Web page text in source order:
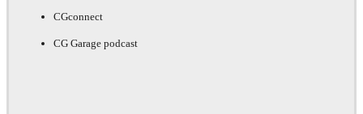
CGconnect
CG Garage podcast